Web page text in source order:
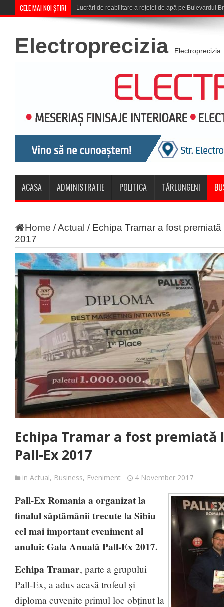
CELE MAI NOI ȘTIRI Corona Brașov se califică în Turul
Electroprecizia Electroprecizia
ACASA ADMINISTRATIE POLITICA TĂRLUNGENI
Home /Actual / Echipa Tramar a fost
2017
Echipa Tramar a fost premiată
Pall-Ex 2017
in Actual, Business, Eveniment 4 November 2017
Pall-Ex Romania a organizat la
finalul săptămânii trecute la Sibiu
cel mai important eveniment al
anului: Gala Anuală Pall-Ex 2017.
Echipa Tramar, parte a grupului
Pall-Ex, a adus acasă trofeul și
diploma cuvenite primul loc obținut la